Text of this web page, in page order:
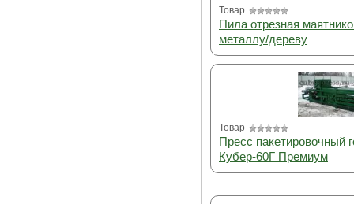
Товар
Пила отрезная
металлу/дереву
Товар
Пресс пакетировочный
Кубер-60Г Премиум